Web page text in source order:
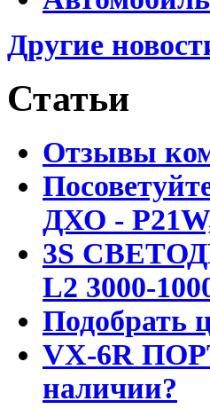
Другие
Статьи
Отзывы
ДХО -
3S
L2 3000-
Подобрать
VX-6R
наличии?